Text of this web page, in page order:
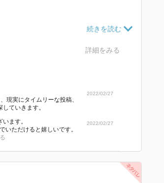
刺さり、自分自身の在り方を考えさ
詳細をみる
現実にタイムリーな投稿、
ていきます。
2022/02/27
ます。
いただけると嬉しいです。
2022/02/27